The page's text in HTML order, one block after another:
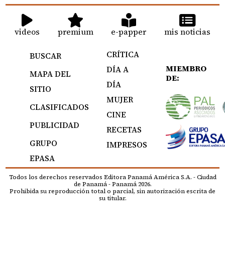
videos premium e-papper mis noticias
BUSCAR
MAPA DEL
SITIO
CLASIFICADOS
PUBLICIDAD
GRUPO
EPASA
CRÍTICA
DÍA A
DÍA
MUJER
CINE
RECETAS
IMPRESOS
MIEMBRO
DE:
Todos los derechos reservados Editora Panamá América S.A. - Ciudad
de Panamá - Panamá 2026.
Prohibida su reproducción total o parcial, sin autorización escrita de
su titular.